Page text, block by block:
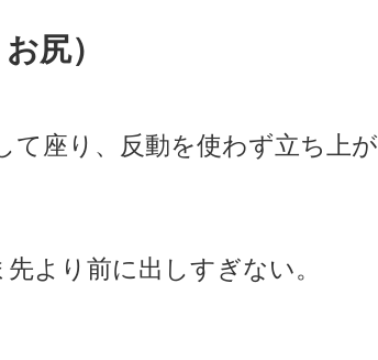
尻）
て座り、反動を使わず立ち上が
より前に出しすぎない。